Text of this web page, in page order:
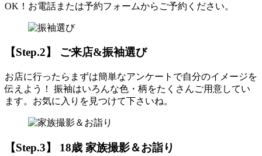
OK！お電話または予約フォームからご予約ください。
【Step.2】 ご来店&振袖選び
お店に行ったらまずは簡単なアンケートで自分のイメージを
伝えよう！ 振袖はいろんな色・柄をたくさんご用意してい
ます。お気に入りを見つけて下さいね。
【Step.3】 18歳 家族撮影＆お詣り